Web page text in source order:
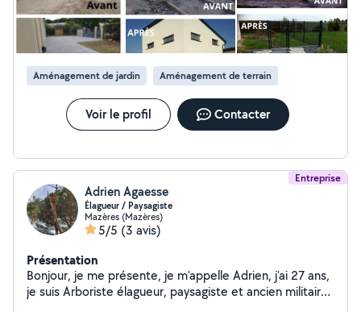
Aménagement de jardin Aménagement de terrain
Voir le profil Contacter
Entreprise
Adrien Agaesse
Élagueur / Paysagiste
Mazères (Mazères)
5/5 (3 avis)
Présentation
Bonjour, je me présente, je m'appelle Adrien, j'ai 27 ans,
je suis Arboriste élagueur, paysagiste et ancien militaire